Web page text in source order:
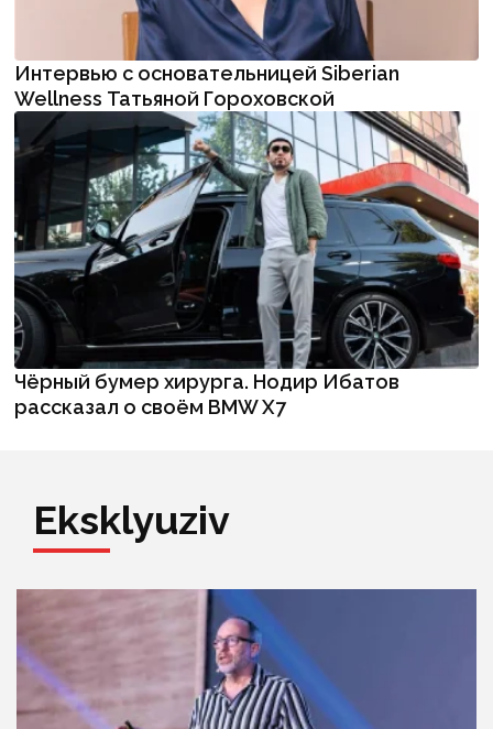
Интервью с основательницей Siberian
Wellness Татьяной Гороховской
Чёрный бумер хирурга. Нодир Ибатов
рассказал о своём BMW X7
Eksklyuziv